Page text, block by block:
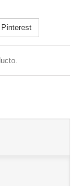
Pinterest